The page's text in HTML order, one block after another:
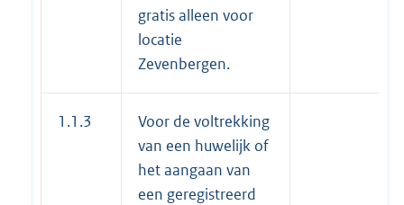
gratis alleen voor
locatie
Zevenbergen.
1.1.3
Voor de voltrekking
van een huwelijk of
het aangaan van
een geregistreerd